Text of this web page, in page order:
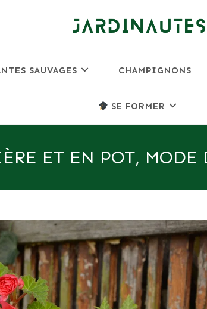
SAUVAGES CHAMPIGNONS
SE FORMER
ET EN POT, MODE